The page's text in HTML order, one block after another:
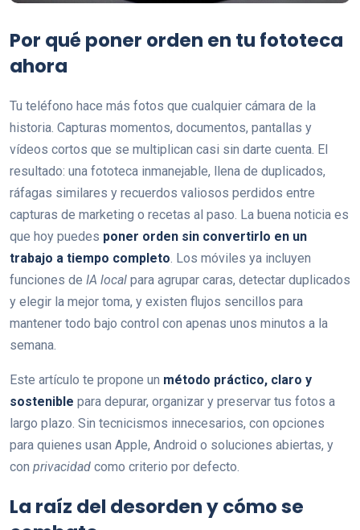
Por qué poner orden en tu fototeca
ahora
Tu teléfono hace más fotos que cualquier cámara de la
historia. Capturas momentos, documentos, pantallas y
vídeos cortos que se multiplican casi sin darte cuenta. El
resultado: una fototeca inmanejable, llena de duplicados,
ráfagas similares y recuerdos valiosos perdidos entre
capturas de marketing o recetas al paso. La buena noticia es
que hoy puedes poner orden sin convertirlo en un
trabajo a tiempo completo . Los móviles ya incluyen
funciones de IA local para agrupar caras, detectar duplicados
y elegir la mejor toma, y existen flujos sencillos para
mantener todo bajo control con apenas unos minutos a la
semana.
Este artículo te propone un método práctico, claro y
sostenible para depurar, organizar y preservar tus fotos a
largo plazo. Sin tecnicismos innecesarios, con opciones
para quienes usan Apple, Android o soluciones abiertas, y
con privacidad como criterio por defecto.
La raíz del desorden y cómo se